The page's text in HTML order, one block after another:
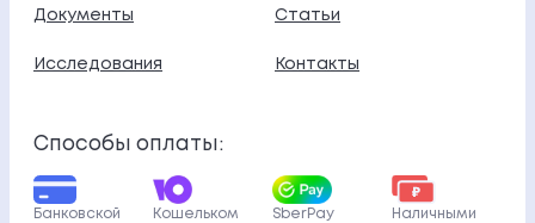
Документы Статьи
Исследования Контакты
Способы оплаты:
Банковской Кошельком SberPay Наличными